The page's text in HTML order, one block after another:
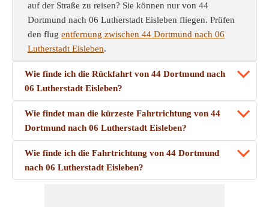
auf der Straße zu reisen? Sie können nur von 44
Dortmund nach 06 Lutherstadt Eisleben fliegen. Prüfen
den flug entfernung zwischen 44 Dortmund nach 06
Lutherstadt Eisleben.
Wie finde ich die Rückfahrt von 44 Dortmund nach
06 Lutherstadt Eisleben?
Wie findet man die kürzeste Fahrtrichtung von 44
Dortmund nach 06 Lutherstadt Eisleben?
Wie finde ich die Fahrtrichtung von 44 Dortmund
nach 06 Lutherstadt Eisleben?